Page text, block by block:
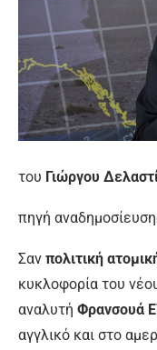
του Γιώργου
πηγή
Σαν πολιτική
κυκλοφορία του
αναλυτή Φρανσουά
αγγλικό και στο